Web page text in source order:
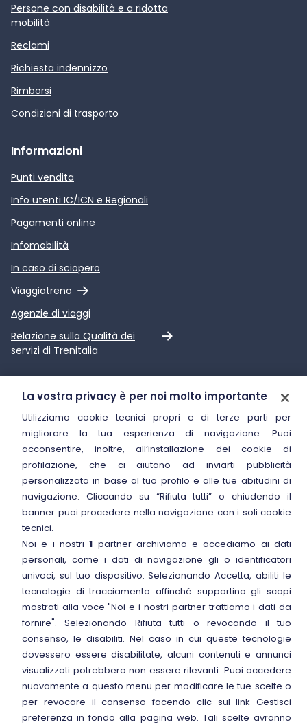
Persone con disabilità e a ridotta
mobilità
Reclami
Richiesta indennizzo
Rimborsi
Condizioni di trasporto
Informazioni
Punti vendita
Info utenti IC/ICN e Regionali
Pagamenti online
Infomobilità
In caso di sciopero
Viaggiatreno
Link esterno
Agenzie di viaggi
Relazione sulla Qualità dei
servizi di Trenitalia
Link esterno
Chi siamo
Sostenibilità
Trenitalia for Business
Manuale di Conservazione
Link esterno
Carriere
Link esterno
La Freccia Mag
Link esterno
Noleggia un treno charter
Viaggi di gruppo
Seguici sui social
© Gruppo FS Italiane 2025
La vostra privacy è per noi molto importante
Utilizziamo cookie tecnici propri e di terze parti per
migliorare la tua esperienza di navigazione. Puoi
acconsentire, inoltre, all’installazione dei cookie di
profilazione, che ci aiutano ad inviarti pubblicità
personalizzata in base al tuo profilo e alle tue abitudini di
navigazione. Cliccando su “Rifiuta tutti” o chiudendo il
banner puoi procedere nella navigazione con i soli cookie
tecnici.
Noi e i nostri1 partner archiviamo e accediamo ai dati
personali, come i dati di navigazione gli o identificatori
univoci, sul tuo dispositivo. Selezionando Accetta, abiliti le
tecnologie di tracciamento affinché supportino gli scopi
mostrati alla voce "Noi e i nostri partner trattiamo i dati da
fornire". Selezionando Rifiuta tutti o revocando il tuo
consenso, le disabiliti. Nel caso in cui queste tecnologie
dovessero essere disabilitate, alcuni contenuti e annunci
visualizzati potrebbero non essere rilevanti. Puoi accedere
nuovamente a questo menu per modificare le tue scelte o
per revocare il consenso facendo clic sul link Gestisci
preferenza in fondo alla pagina web. Tali scelte avranno